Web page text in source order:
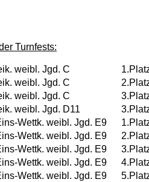
Turnfests:
weibl. Jgd. C
weibl. Jgd. C
weibl. Jgd. C
weibl. Jgd. D11
Wettk. weibl. Jgd. E9
Wettk. weibl. Jgd. E9
Wettk. weibl. Jgd. E9
Wettk. weibl. Jgd. E9
Wettk. weibl. Jgd. E9